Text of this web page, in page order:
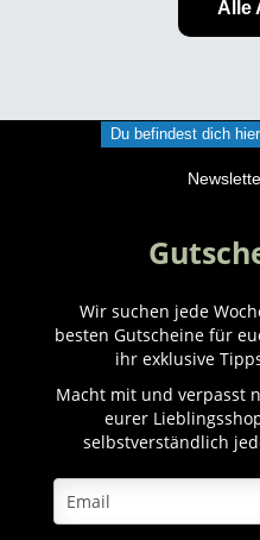
Alle
Du befindest dich hier
Wir suchen jede
besten Gutscheine für
ihr exklusive
Macht mit und verpasst
eurer
selbstverständlich